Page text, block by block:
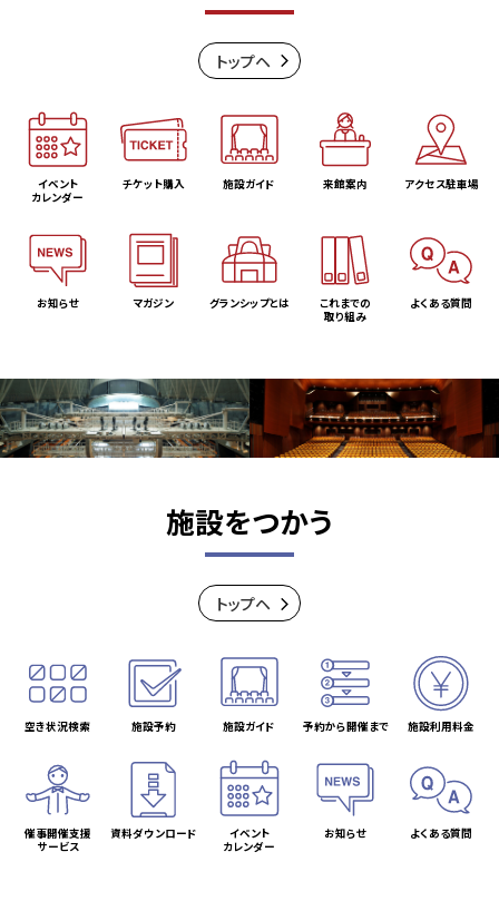
トップヘ
イベント
カレンダー
チケット購入 施設ガイド 来館案内 アクセス駐車場
お知らせ マガジン グランシップとは
これまでの
取り組み
よくある質問
施設をつかう
トップヘ
空き状況検索 施設予約 施設ガイド 予約から開催まで 施設利用料金
催事開催支援
サービス
資料ダウンロード
イベント
カレンダー
お知らせ よくある質問